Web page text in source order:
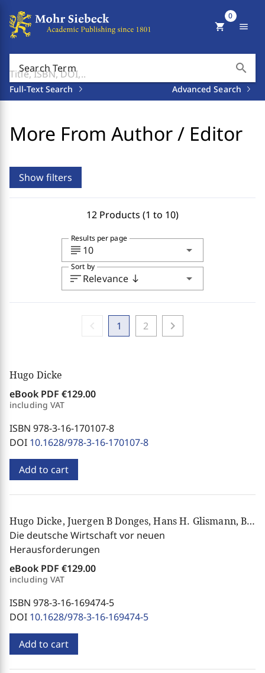
Search Term search
Full-Text Search Advanced Search
shopping_cart
0
menu
More From Author / Editor
Show filters
12 Products (1 to 10)
subject 10 arrow_drop_down
Results per page
sortRelevance south arrow_drop_down
Sort by
1 2 chevron_right
Hugo Dicke
eBook PDF €129.00
including VAT
ISBN 978-3-16-170107-8
DOI 10.1628/978-3-16-170107-8
Add to cart
Hugo Dicke, Juergen B Donges, Hans H. Glismann, Bernhard Heitger, Ernst-Jürgen Horn, Karl-Heinz Jüttemeier, Henning Klodt, Dieter Knoll, Axel D. Neu, Klaus-Dieter Schmidt, Ronald Weichert
Die deutsche Wirtschaft vor neuen
Herausforderungen
eBook PDF €129.00
including VAT
ISBN 978-3-16-169474-5
DOI 10.1628/978-3-16-169474-5
Add to cart